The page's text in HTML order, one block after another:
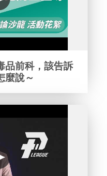
品前科，該告訴
麼說～